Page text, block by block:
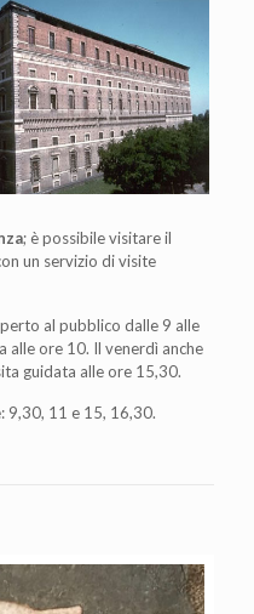
; è possibile visitare il
un servizio di visite
al pubblico dalle 9 alle
alle ore 10. Il venerdì anche
guidata alle ore 15,30.
9,30, 11 e 15, 16,30.